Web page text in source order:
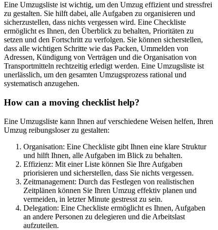
Eine Umzugsliste ist wichtig, um den Umzug effizient und stressfrei
zu gestalten. Sie hilft dabei, alle Aufgaben zu organisieren und
sicherzustellen, dass nichts vergessen wird. Eine Checkliste
ermöglicht es Ihnen, den Überblick zu behalten, Prioritäten zu
setzen und den Fortschritt zu verfolgen. Sie können sicherstellen,
dass alle wichtigen Schritte wie das Packen, Ummelden von
Adressen, Kündigung von Verträgen und die Organisation von
Transportmitteln rechtzeitig erledigt werden. Eine Umzugsliste ist
unerlässlich, um den gesamten Umzugsprozess rational und
systematisch anzugehen.
How can a moving checklist help?
Eine Umzugsliste kann Ihnen auf verschiedene Weisen helfen, Ihren
Umzug reibungsloser zu gestalten:
Organisation: Eine Checkliste gibt Ihnen eine klare Struktur
und hilft Ihnen, alle Aufgaben im Blick zu behalten.
Effizienz: Mit einer Liste können Sie Ihre Aufgaben
priorisieren und sicherstellen, dass Sie nichts vergessen.
Zeitmanagement: Durch das Festlegen von realistischen
Zeitplänen können Sie Ihren Umzug effektiv planen und
vermeiden, in letzter Minute gestresst zu sein.
Delegation: Eine Checkliste ermöglicht es Ihnen, Aufgaben
an andere Personen zu delegieren und die Arbeitslast
aufzuteilen.